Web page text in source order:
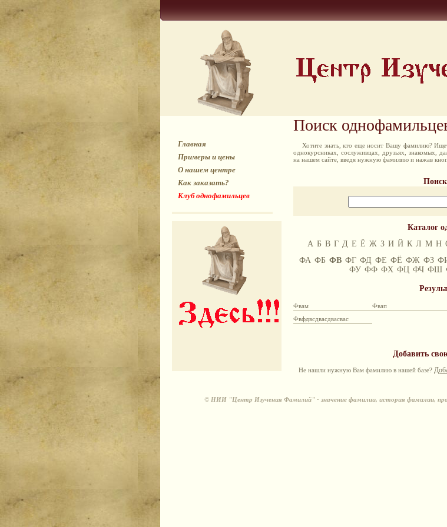
Главная
Примеры и цены
О нашем центре
Как заказать?
Клуб однофамильцев
Поиск
Хотите знать, кто еще носит Вашу фамилию?
однокурсниках, сослуживцах, друзьях, знакомых,
на нашем сайте, введя нужную фамилию и нажав
Каталог
А Б В Г Д Е Ё Ж З И Й К Л М Н
ФА ФБ ФВ ФГ ФД ФЕ ФЁ ФЖ ФЗ
ФУ ФФ ФХ ФЦ ФЧ ФШ
Фвам Фвап
Фвфдвсдвасдвасвас
Добавить
Не нашли нужную Вам фамилию в нашей базе?
© НИИ "Центр Изучения Фамилий" - значение фамилии, история фамилии,